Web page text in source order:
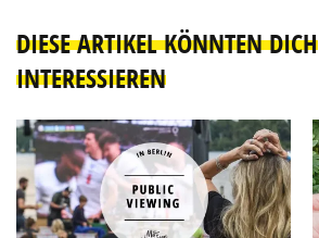
DIESE ARTIKEL KÖNNTEN DICH
INTERESSIEREN